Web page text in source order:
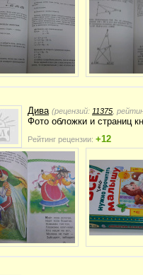
Дива (рецензий: 11375 ,
Фото обложки и страниц
Рейтинг рецензии: +12